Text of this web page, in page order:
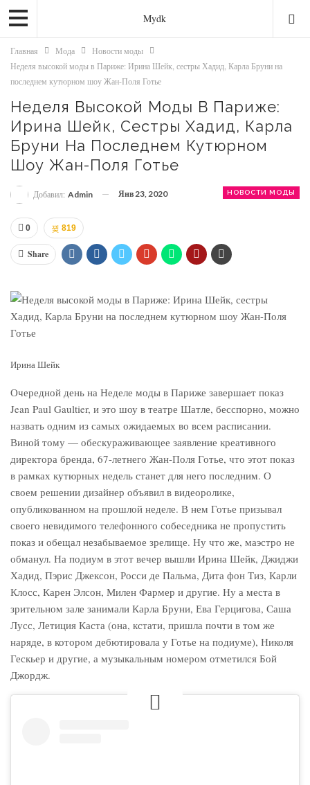
Mydk
Главная Мода
Новости моды
Неделя высокой моды в Париже: Ирина Шейк, сестры Хадид, Карла Бруни на
последнем кутюрном шоу Жан-Поля Готье
Неделя Высокой Моды В Париже:
Ирина Шейк, Сестры Хадид, Карла
Бруни На Последнем Кутюрном
Шоу Жан-Поля Готье
НОВОСТИ МОДЫ
Добавил: Admin Янв 23, 2020
0 819
Share
Ирина Шейк
Очередной день на Неделе моды в Париже завершает показ
Jean Paul Gaultier, и это шоу в театре Шатле, бесспорно, можно
назвать одним из самых ожидаемых во всем расписании.
Виной тому — обескураживающее заявление креативного
директора бренда, 67-летнего Жан-Поля Готье, что этот показ
в рамках кутюрных недель станет для него последним. О
своем решении дизайнер объявил в видеоролике,
опубликованном на прошлой неделе. В нем Готье призывал
своего невидимого телефонного собеседника не пропустить
показ и обещал незабываемое зрелище. Ну что же, маэстро не
обманул. На подиум в этот вечер вышли Ирина Шейк, Джиджи
Хадид, Пэрис Джексон, Росси де Пальма, Дита фон Тиз, Карли
Клосс, Карен Элсон, Милен Фармер и другие. Ну а места в
зрительном зале занимали Карла Бруни, Ева Герцигова, Саша
Лусс, Летиция Каста (она, кстати, пришла почти в том же
наряде, в котором дебютировала у Готье на подиуме), Николя
Гескьер и другие, а музыкальным номером отметился Бой
Джордж.